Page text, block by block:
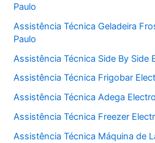
Paulo
Assistência Técnica Geladeira
Paulo
Assistência Técnica Side By Side
Assistência Técnica Frigobar
Assistência Técnica Adega
Assistência Técnica Freezer
Assistência Técnica Máquina de